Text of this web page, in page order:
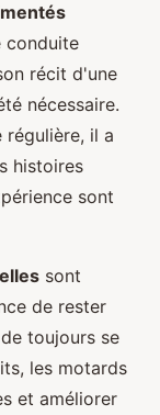
conduite
récit d'une
nécessaire.
il a
histoires
sont
sont
de rester
toujours se
les motards
et améliorer